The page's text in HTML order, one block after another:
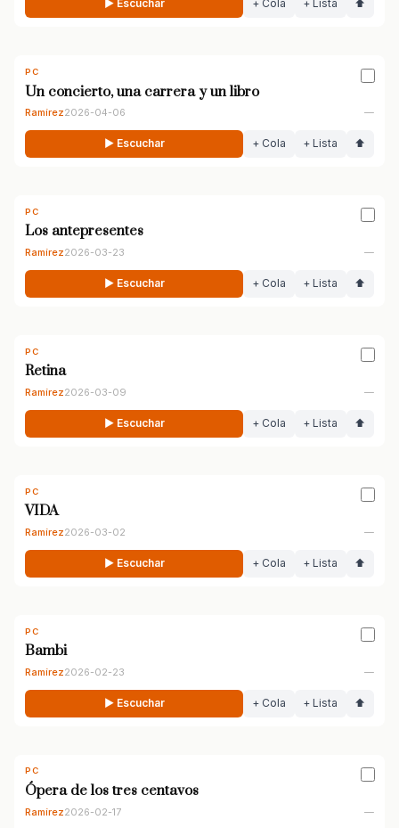
▶ Escuchar + Cola + Lista ⬆
PC
Un concierto, una carrera y un libro
Ramírez2026-04-06 —
▶ Escuchar + Cola + Lista ⬆
PC
Los antepresentes
Ramírez2026-03-23 —
▶ Escuchar + Cola + Lista ⬆
PC
Retina
Ramírez2026-03-09 —
▶ Escuchar + Cola + Lista ⬆
PC
VIDA
Ramírez2026-03-02 —
▶ Escuchar + Cola + Lista ⬆
PC
Bambi
Ramírez2026-02-23 —
▶ Escuchar + Cola + Lista ⬆
PC
Ópera de los tres centavos
Ramírez2026-02-17 —